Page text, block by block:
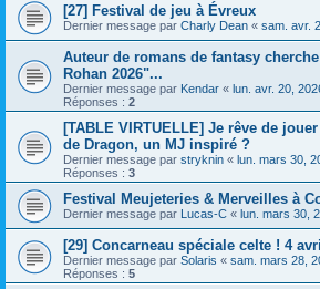
[27] Festival de jeu à Évreux
Dernier message par Charly Dean « sam. avr.
Auteur de romans de fantasy
Rohan 2026"...
Dernier message par Kendar « lun. avr. 20,
Réponses : 2
[TABLE VIRTUELLE] Je rêve de
de Dragon, un MJ inspiré ?
Dernier message par stryknin « lun. mars 30,
Réponses : 3
Festival Meujeteries & Merveilles à
Dernier message par Lucas-C « lun. mars 30,
[29] Concarneau spéciale celte ! 4
Dernier message par Solaris « sam. mars 28,
Réponses : 5